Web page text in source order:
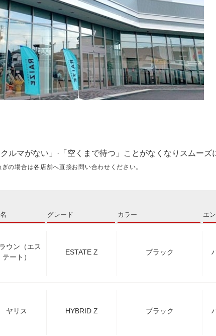
ルマがない」·「空くまで待つ」ことがなくなりスムーズ
の場合は各店舗へ直接お問い合わせください。
グレード カラー エ
ウン（エス
テート）
ESTATE Z ブラック
ヤリス HYBRID Z ブラック